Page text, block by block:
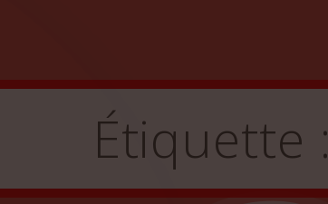
Étiquette :